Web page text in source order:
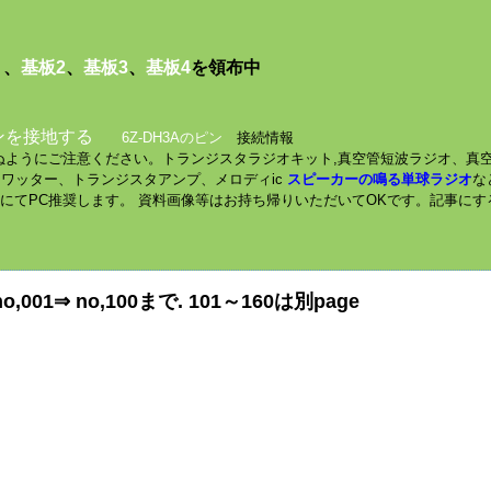
、 基板2、 基板3、 基板4を領布中
接地する 6Z-DH3Aのピン 接続情報
にご注意ください。トランジスタラジオキット,真空管短波ラジオ、真
ッター、トランジスタアンプ、メロディic スピーカーの鳴る単球ラジオな
てPC推奨します。 資料画像等はお持ち帰りいただいてOKです。記事に
no,100まで. 101～160は別page